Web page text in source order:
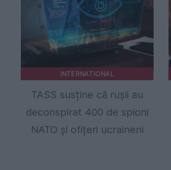
INTERNATIONAL
TASS susține că rușii au
deconspirat 400 de spioni
NATO și ofițeri ucraineni